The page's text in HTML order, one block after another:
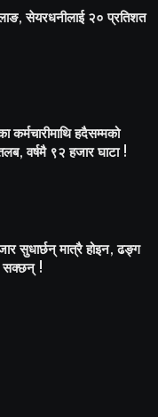
सेयरधनीलाई २० प्रतिशत
हदैसम्मको
वर्षमै ९२ हजार घाटा !
सुधार्छन् मात्रै होइन, ढङ्ग
सक्छन् !